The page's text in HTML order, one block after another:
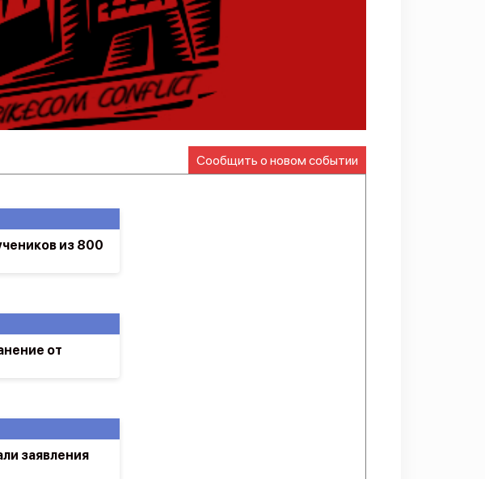
Сообщить о новом событии
заявления
от
из 800